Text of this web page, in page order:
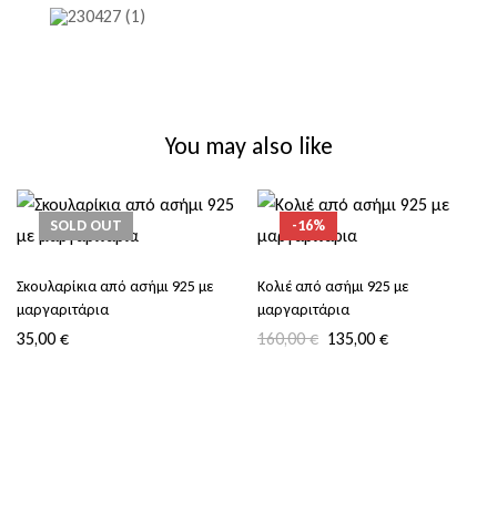
You may also like
SOLD OUT
Σκουλαρίκια από ασήμι 925 με
μαργαριτάρια
35,00€
-16%
Κολιέ από ασήμι 925 με
μαργαριτάρια
160,00€ 135,00€